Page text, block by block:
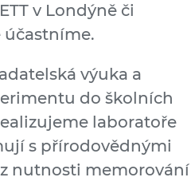
v Londýně či
účastníme.
výuka a
do školních
laboratoře
s přírodovědnými
nutnosti memorování